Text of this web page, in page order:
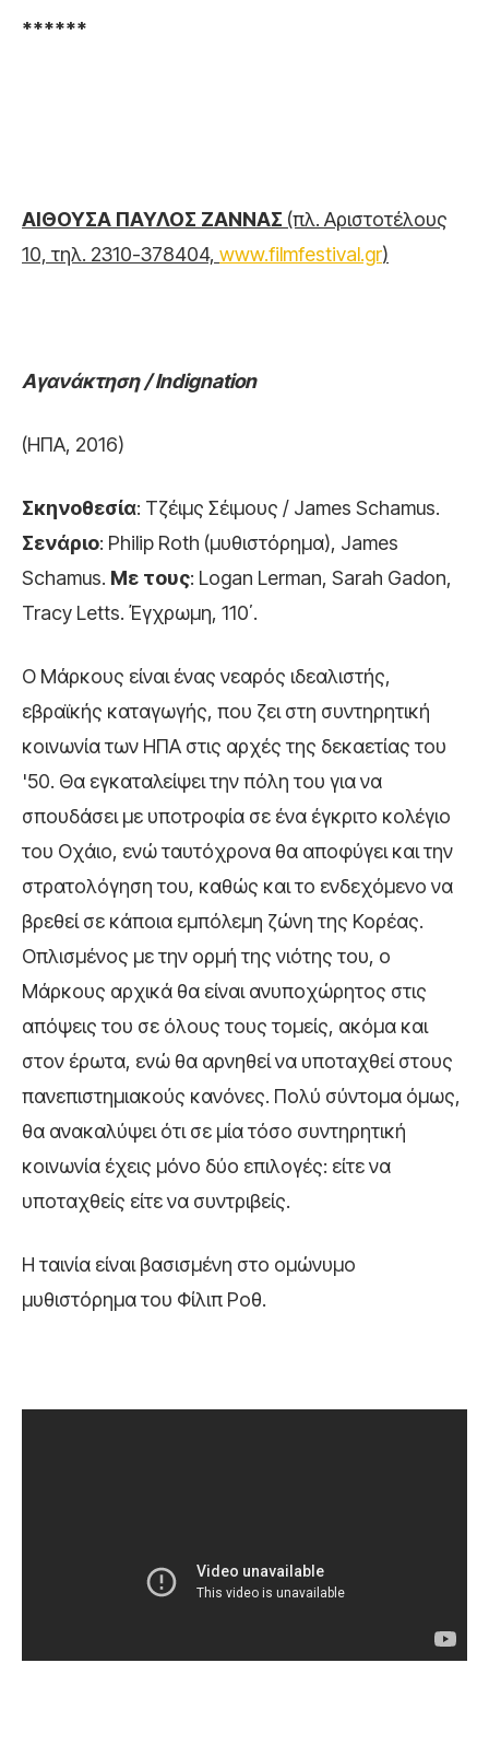
******
ΑΙΘΟΥΣΑ ΠΑΥΛΟΣ ΖΑΝΝΑΣ (πλ. Αριστοτέλους
10, τηλ. 2310-378404, www.filmfestival.gr)
Αγανάκτηση /Indignation
(ΗΠΑ, 2016)
Σκηνοθεσία: Τζέιμς Σέιμους / James Schamus.
Σενάριο: Philip Roth (μυθιστόρημα), James
Schamus. Με τους: Logan Lerman, Sarah Gadon,
Tracy Letts. Έγχρωμη, 110΄.
Ο Μάρκους είναι ένας νεαρός ιδεαλιστής,
εβραϊκής καταγωγής, που ζει στη συντηρητική
κοινωνία των ΗΠΑ στις αρχές της δεκαετίας του
'50. Θα εγκαταλείψει την πόλη του για να
σπουδάσει με υποτροφία σε ένα έγκριτο κολέγιο
του Οχάιο, ενώ ταυτόχρονα θα αποφύγει και την
στρατολόγηση του, καθώς και το ενδεχόμενο να
βρεθεί σε κάποια εμπόλεμη ζώνη της Κορέας.
Οπλισμένος με την ορμή της νιότης του, ο
Μάρκους αρχικά θα είναι ανυποχώρητος στις
απόψεις του σε όλους τους τομείς, ακόμα και
στον έρωτα, ενώ θα αρνηθεί να υποταχθεί στους
πανεπιστημιακούς κανόνες. Πολύ σύντομα όμως,
θα ανακαλύψει ότι σε μία τόσο συντηρητική
κοινωνία έχεις μόνο δύο επιλογές: είτε να
υποταχθείς είτε να συντριβείς.
Η ταινία είναι βασισμένη στο ομώνυμο
μυθιστόρημα του Φίλιπ Ροθ.